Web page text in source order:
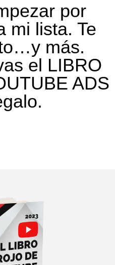
por
mi lista. Te
más.
el LIBRO
ADS